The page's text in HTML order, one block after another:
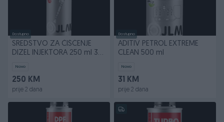
Dostupno
SREDSTVO ZA ČIŠĆENJE
DIZEL INJEKTORA 250 ml 30
Novo
250 KM
prije 2 dana
Dostupno
ADITIV PETROL EXTREME
CLEAN 500 ml
Novo
31 KM
prije 2 dana